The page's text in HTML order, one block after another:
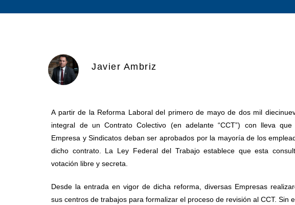
Javier Ambriz
A partir de la Reforma Laboral del primero de mayo de dos mil
integral de un Contrato Colectivo (en adelante “CCT”) con lleva
Empresa y Sindicatos deban ser aprobados por la mayoría de los
dicho contrato. La Ley Federal del Trabajo establece que esta
votación libre y secreta.
Desde la entrada en vigor de dicha reforma, diversas Empresas
sus centros de trabajos para formalizar el proceso de revisión al CCT. Sin